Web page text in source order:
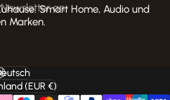
an
Smart Home, Audio und
Marken.
(EUR €)